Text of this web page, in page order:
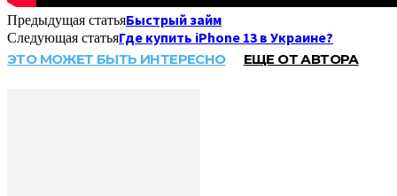
Предыдущая статьяБыстрый займ
Следующая статьяГде купить iPhone 13 в Украине?
ЭТО МОЖЕТ БЫТЬ ИНТЕРЕСНО ЕЩЕ ОТ АВТОРА